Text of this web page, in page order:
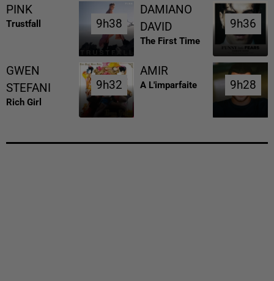
PINK
Trustfall 9h38
9h38
DAMIANO
DAVID
The First Time
9h36
9h36
GWEN
STEFANI
Rich Girl
9h32
9h32
AMIR
A L'imparfaite 9h28
9h28